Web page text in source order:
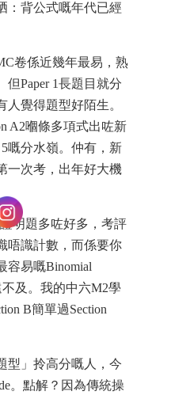
：背公式嘅年代已經
卷係近幾年最易，熟
Paper 1長題目就分
覺得題型好陌生。
A2嗰條多項式出咗新
嘅分水嶺。仲有，新
一次考，出年好大機
明題多咗好多，考評
唔識計數，而係要你
容易嘅Binomial
不及。我的中六M2學
B簡單過Section
型」拎高分嘅人，今
。點解？因為傳統操